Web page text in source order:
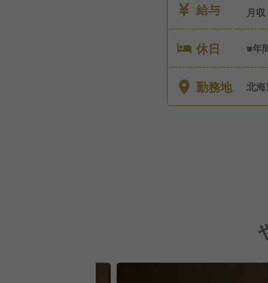
給与
月収
休日
■年
勤務地 北